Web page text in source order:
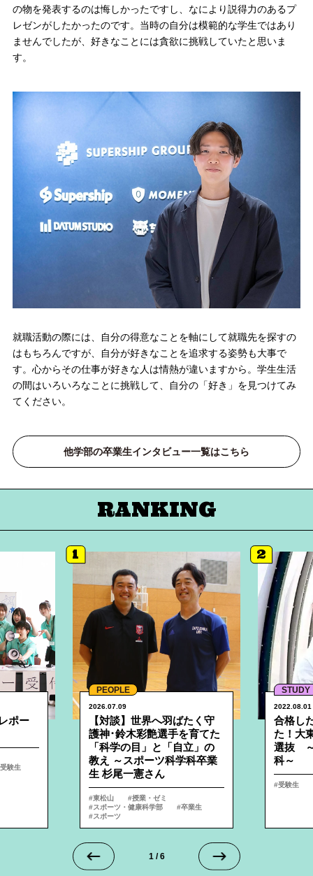
の物を発表するのは悔しかったですし、なにより説得力のあるプ
レゼンがしたかったのです。当時の自分は模範的な学生ではあり
ませんでしたが、好きなことには貪欲に挑戦していたと思いま
す。
就職活動の際には、自分の得意なことを軸にして就職先を探すの
はもちろんですが、自分が好きなことを追求する姿勢も大事で
す。心からその仕事が好きな人は情熱が違いますから。学生生活
の間はいろいろなことに挑戦して、自分の「好き」を見つけてみ
てください。
他学部の卒業生インタビュー一覧はこちら
RANKING
詳細へ
ポー
受験生
詳細へ
1
PEOPLE
2026.07.09
【対談】世界へ羽ばたく守
護神･鈴木彩艶選手を育てた
「科学の目」と「自立」の
教え ～スポーツ科学科卒業
生 杉尾一憲さん
東松山
授業・ゼミ
スポーツ・健康科学部
卒業生
スポーツ
2
STUDY
2022.08.01
合格し
た！大
選抜 ～
科～
受験生
1/6